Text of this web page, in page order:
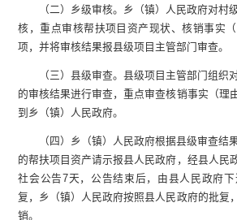
（二）乡级审核。乡（镇）人民政府对村
核，重点审核帮扶项目资产现状、核销事实
项，并将审核结果报县级项目主管部门审查。
（三）县级审查。县级项目主管部门组织
的审核结果进行审查，重点审查核销事实（理
到乡（镇）人民政府。
（四）乡（镇）人民政府根据县级审查结
的帮扶项目资产请示报县人民政府，经县人民
社会公告7天，公告结束后，由县人民政府
复，乡（镇）人民政府按照县人民政府的批复
销。